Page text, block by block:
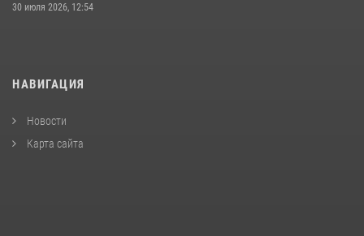
30 июля 2026, 12:54
НАВИГАЦИЯ
Новости
Карта сайта